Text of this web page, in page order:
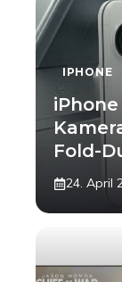
IPHONE
Fold-
24. April